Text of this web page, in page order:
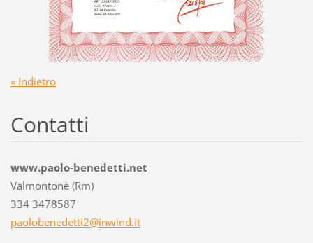
« Indietro
Contatti
www.paolo-benedetti.net
Valmontone (Rm)
334 3478587
paolobenedetti2@inwind.it